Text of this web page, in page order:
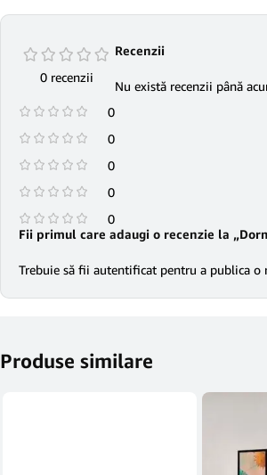
0 recenzii
0
0
0
0
0
Recenzii
Nu există recenzii până
Fii primul care adaugi o recenzie la
Trebuie să fii autentificat pentru a publica o
Produse similare